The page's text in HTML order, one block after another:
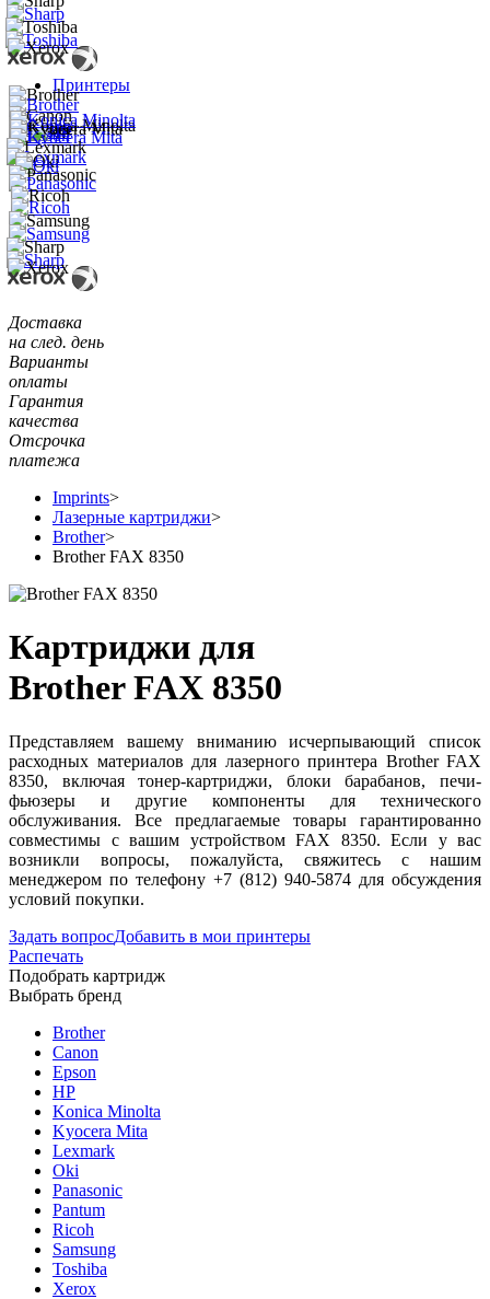
Принтеры
Доставка
на след. день
Варианты
оплаты
Гарантия
качества
Отсрочка
платежа
Imprints>
Лазерные картриджи>
Brother>
Brother FAX 8350
Картриджи для
Brother FAX 8350
Представляем вашему вниманию исчерпывающий список
расходных материалов для лазерного принтера Brother FAX
8350, включая тонер-картриджи, блоки барабанов, печи-
фьюзеры и другие компоненты для технического
обслуживания. Все предлагаемые товары гарантированно
совместимы с вашим устройством FAX 8350. Если у вас
возникли вопросы, пожалуйста, свяжитесь с нашим
менеджером по телефону +7 (812) 940-5874 для обсуждения
условий покупки.
Задать вопросДобавить в мои принтеры
Распечать
Подобрать картридж
Выбрать бренд
Brother
Canon
Epson
HP
Konica Minolta
Kyocera Mita
Lexmark
Oki
Panasonic
Pantum
Ricoh
Samsung
Toshiba
Xerox